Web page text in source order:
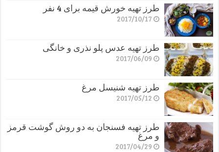
طرز تهیه خورش قیمه برای 4 نفر
2017/10/17
طرز تهیه عدس پلو نذری و خانگی
2017/06/09
طرز تهیه شنیسل مرغ
2017/05/12
طرز تهیه فسنجان به دو روش گوشت قرمز
و مرغ
2017/04/29